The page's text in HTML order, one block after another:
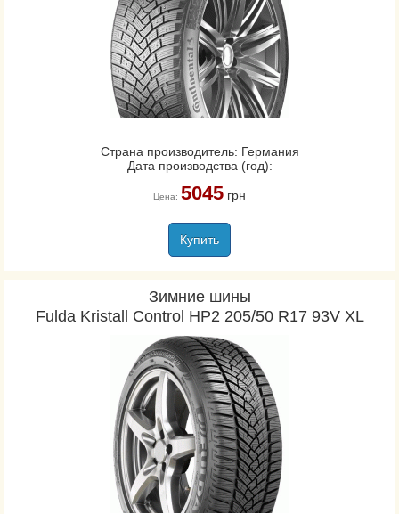
Страна производитель: Германия
Дата производства (год):
Цена: 5045грн
Купить
Зимние шины
Fulda Kristall Control HP2 205/50 R17 93V XL